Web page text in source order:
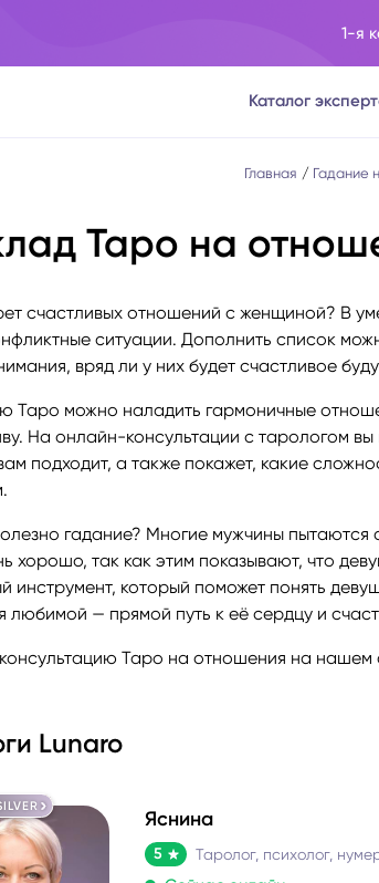
1-я
Каталог
Тарологи
Астрологи
Матрица судьбы
Расстановки
Рунологи
Чакрологи
Главная Гадание
Таро на
счастливых отношений с женщиной? В
ситуации. Дополнить список
вряд ли у них будет счастливое
Таро можно наладить гармоничные
На онлайн-консультации с тарологом
подходит, а также покажет, какие
гадание? Многие мужчины пытаются
хорошо, так как этим показывают, что
инструмент, который поможет понять
любимой — прямой путь к её сердцу и
Таро на отношения на нашем
Lunaro
Яснина
5